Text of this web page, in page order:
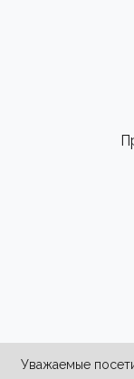
Уважаемые